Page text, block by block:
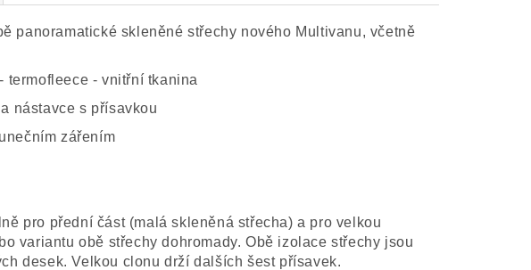
panoramatické skleněné střechy nového Multivanu, včetně
termofleece - vnitřní tkanina
nástavce s přísavkou
zářením
pro přední část (malá skleněná střecha) a pro velkou
variantu obě střechy dohromady. Obě izolace střechy jsou
desek. Velkou clonu drží dalších šest přísavek.